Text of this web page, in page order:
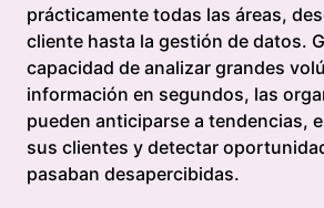
prácticamente todas las áreas,
cliente hasta la gestión de datos.
capacidad de analizar grandes
información en segundos, las
pueden anticiparse a tendencias,
sus clientes y detectar
pasaban desapercibidas.